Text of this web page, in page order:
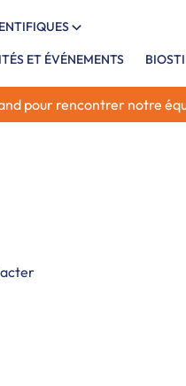
ET ÉVÉNEMENTS
pour rencontrer notre